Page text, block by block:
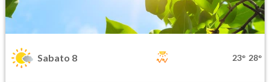
Sabato 8 23° 28°